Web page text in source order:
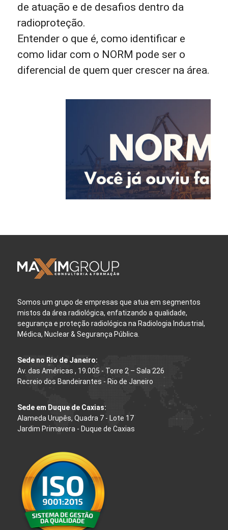
de atuação e de desafios dentro da
radioproteção.
Entender o que é, como identificar e
como lidar com o NORM pode ser o
diferencial de quem quer crescer na área.
Somos um grupo de empresas que atua em segmentos
mistos da área radiológica, enfatizando a qualidade,
segurança e proteção radiológica na Radiologia Industrial,
Médica, Nuclear & Segurança Pública.
Sede no Rio de Janeiro:
Av. das Américas , 19.005 - Torre 2 – Sala 226
Recreio dos Bandeirantes - Rio de Janeiro
Sede em Duque de Caxias:
Alameda Urupês, Quadra 7 - Lote 17
Jardim Primavera - Duque de Caxias